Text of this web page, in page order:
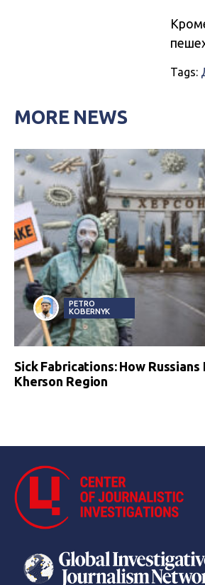
Tags:
MORE NEWS
PETRO
KOBERNYK
Sick Fabrications: How Russians
Kherson Region